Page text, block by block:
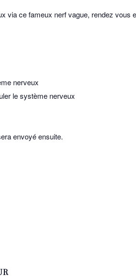
ce fameux nerf vague, rendez vous
nerveux
le système nerveux
envoyé ensuite.